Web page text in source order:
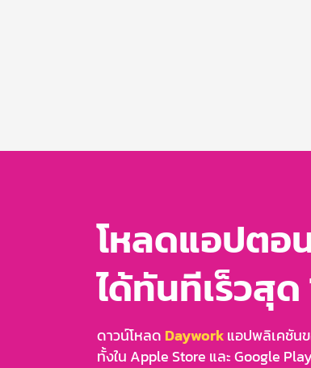
โหลดแอปตอ
ได้ทันทีเร็วสุด
ดาวน์โหลด Dayworkแอปพลิเคชัน
ทั้งใน Apple Store และ Google